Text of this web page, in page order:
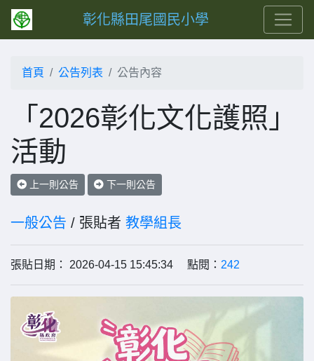
彰化縣田尾國民小學
首頁 公告列表 公告內容
「2026彰化文化護照」
活動
上一則公告 下一則公告
一般公告 / 張貼者 教學組長
張貼日期： 2026-04-15 15:45:34 點閱： 242